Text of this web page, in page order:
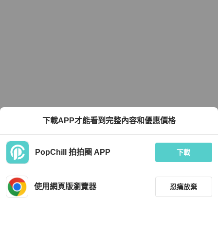
下載APP才能看到完整內容和優惠價格
PopChill 拍拍圈 APP 下載
使用網頁版瀏覽器 忍痛放棄